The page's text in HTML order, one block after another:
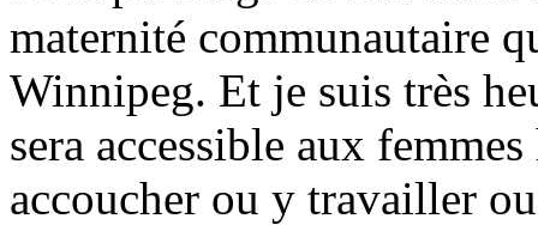
maternité communautaire
Winnipeg. Et je suis très
sera accessible aux
accoucher ou y travailler